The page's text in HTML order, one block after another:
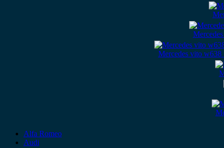
Mercedes vito w638
Alfa Romeo
Audi